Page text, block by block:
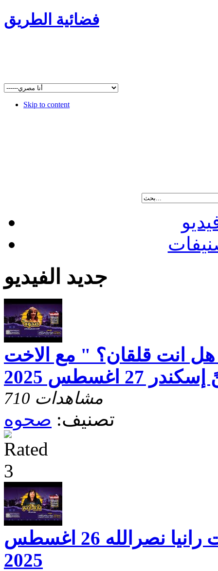
فضائية الطريق
Skip to content
جديد الفيديو
انت قلقان؟ " مع الاخت
27 اغسطس 2025
710 مشاهدات
تصنيف: صحوه
يارب ارحم مع الاخت رانيا نصرالله 26 اغسطس
2025